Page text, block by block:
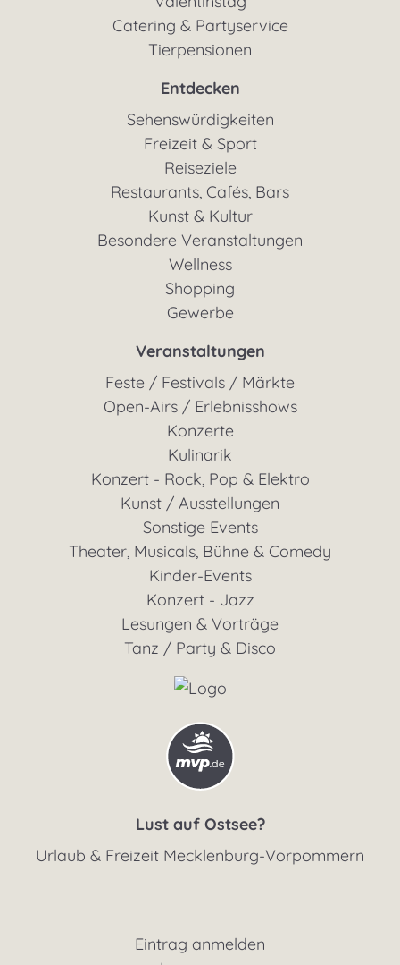
Catering & Partyservice
Tierpensionen
Entdecken
Sehenswürdigkeiten
Freizeit & Sport
Reiseziele
Restaurants, Cafés, Bars
Kunst & Kultur
Besondere Veranstaltungen
Wellness
Shopping
Gewerbe
Veranstaltungen
Feste / Festivals / Märkte
Open-Airs / Erlebnisshows
Konzerte
Kulinarik
Konzert - Rock, Pop & Elektro
Kunst / Ausstellungen
Sonstige Events
Theater, Musicals, Bühne & Comedy
Kinder-Events
Konzert - Jazz
Lesungen & Vorträge
Tanz / Party & Disco
Lust auf Ostsee?
Urlaub & Freizeit Mecklenburg-Vorpommern
Eintrag anmelden